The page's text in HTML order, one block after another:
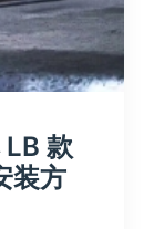
款
装方